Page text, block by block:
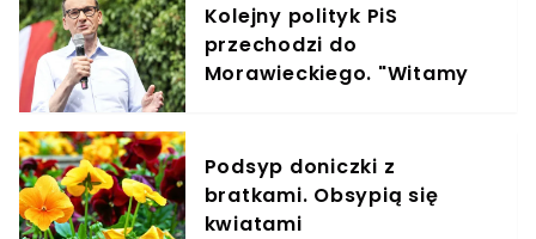
Kolejny polityk PiS
przechodzi do
Morawieckiego. "Witamy
Podsyp doniczki z
bratkami. Obsypią się
kwiatami